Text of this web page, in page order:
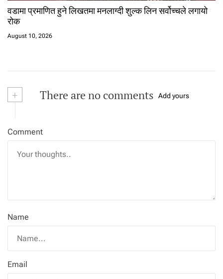
वडामा प्रमाणित हुने लिखतमा मनलाग्दी शुल्क लिन सर्वोच्चले लगायो
रोक
August 10, 2026
+ There are no comments Add yours
Comment
Name
Email